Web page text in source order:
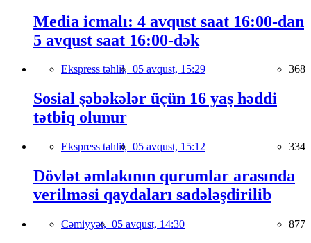
Media icmalı: 4 avqust saat 16:00-dan
5 avqust saat 16:00-dək
Ekspress təhlil, 05 avqust, 15:29 368
Sosial şəbəkələr üçün 16 yaş həddi
tətbiq olunur
Ekspress təhlil, 05 avqust, 15:12 334
Dövlət əmlakının qurumlar arasında
verilməsi qaydaları sadələşdirilib
Cəmiyyət, 05 avqust, 14:30 877